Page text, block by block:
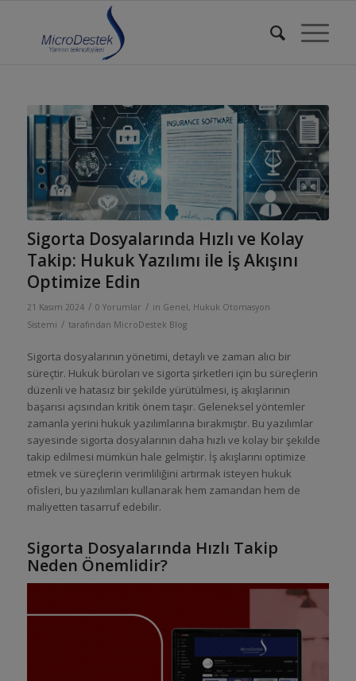
Sigorta Dosyalarında Hızlı ve Kolay
Takip: Hukuk Yazılımı ile İş Akışını
Optimize Edin
21 Kasım 2024 / 0 Yorumlar / in Genel, Hukuk Otomasyon
Sistemi / tarafından MicroDestek Blog
Sigorta dosyalarının yönetimi, detaylı ve zaman alıcı bir
süreçtir. Hukuk büroları ve sigorta şirketleri için bu süreçlerin
düzenli ve hatasız bir şekilde yürütülmesi, iş akışlarının
başarısı açısından kritik önem taşır. Geleneksel yöntemler
zamanla yerini hukuk yazılımlarına bırakmıştır. Bu yazılımlar
sayesinde sigorta dosyalarının daha hızlı ve kolay bir şekilde
takip edilmesi mümkün hale gelmiştir. İş akışlarını optimize
etmek ve süreçlerin verimliliğini artırmak isteyen hukuk
ofisleri, bu yazılımları kullanarak hem zamandan hem de
maliyetten tasarruf edebilir.
Sigorta Dosyalarında Hızlı Takip
Neden Önemlidir?